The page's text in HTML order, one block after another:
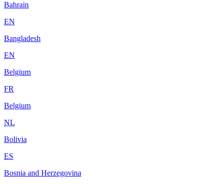
Bahrain
EN
Bangladesh
EN
Belgium
FR
Belgium
NL
Bolivia
ES
Bosnia and Herzegovina